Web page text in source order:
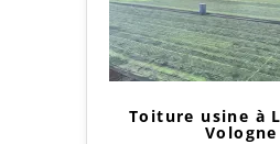
Toiture usine à
Vologne